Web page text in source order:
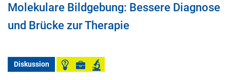
Molekulare Bildgebung: Bessere Diagnose
und Brücke zur Therapie
Diskussion